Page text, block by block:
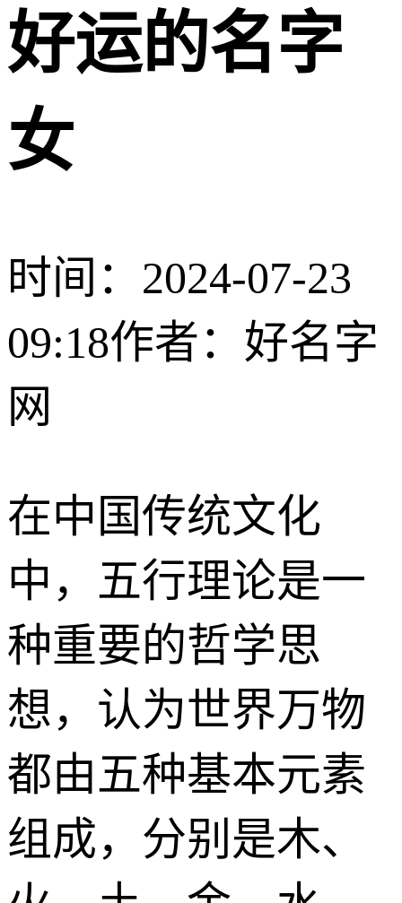
好运的名字
女
时间：2024-07-23
09:18作者：好名字
网
在中国传统文化
中，五行理论是一
种重要的哲学思
想，认为世界万物
都由五种基本元素
组成，分别是木、